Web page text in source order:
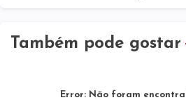
Também pode gostar
Error: Não foram